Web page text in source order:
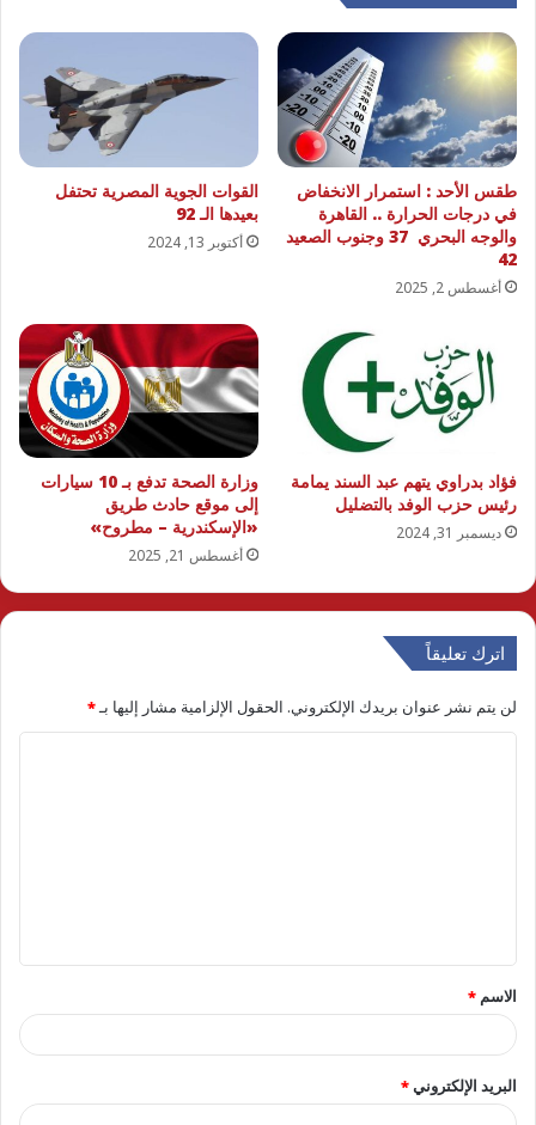
طقس الأحد : استمرار الانخفاض
في درجات الحرارة .. القاهرة
والوجه البحري 37 وجنوب الصعيد
42
أغسطس 2, 2025
القوات الجوية المصرية تحتفل
بعيدها الـ 92
أكتوبر 13, 2024
فؤاد بدراوي يتهم عبد السند يمامة
رئيس حزب الوفد بالتضليل
ديسمبر 31, 2024
وزارة الصحة تدفع بـ 10 سيارات
إلى موقع حادث طريق
«الإسكندرية – مطروح»
أغسطس 21, 2025
اترك تعليقاً
لن يتم نشر عنوان بريدك الإلكتروني. الحقول الإلزامية مشار إليها بـ*
ق
*
الاسم *
البريد الإلكتروني*